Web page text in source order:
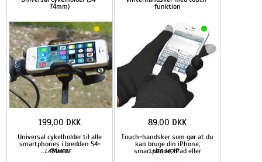
74mm)
Universal cykelholder til alle
smartphones i bredden 54-
74mm
...LÆS MERE
199,00 DKK
funktion
Touch-handsker som gør at du
kan bruge din iPhone,
smartphone, iPad eller
...LÆS MERE
89,00 DKK